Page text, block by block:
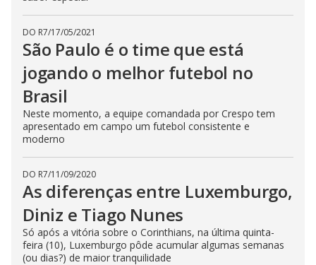
DO R7/17/05/2021
São Paulo é o time que está
jogando o melhor futebol no
Brasil
Neste momento, a equipe comandada por Crespo tem
apresentado em campo um futebol consistente e
moderno
DO R7/11/09/2020
As diferenças entre Luxemburgo,
Diniz e Tiago Nunes
Só após a vitória sobre o Corinthians, na última quinta-
feira (10), Luxemburgo pôde acumular algumas semanas
(ou dias?) de maior tranquilidade